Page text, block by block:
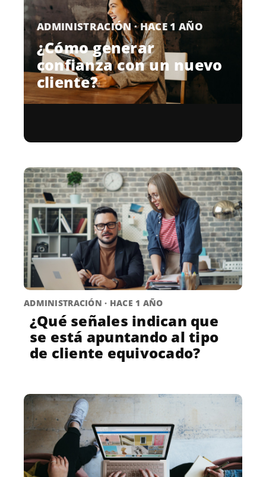
ADMINISTRACIÓN · HACE 1 AÑO
¿Cómo generar
confianza con un nuevo
cliente?
ADMINISTRACIÓN · HACE 1 AÑO
¿Qué señales indican que
se está apuntando al tipo
de cliente equivocado?